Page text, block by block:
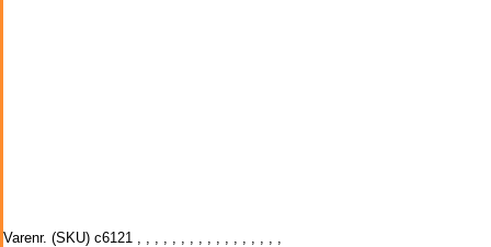
Varenr. (SKU) c6121 , , , , , , , , , , , , , , , , ,